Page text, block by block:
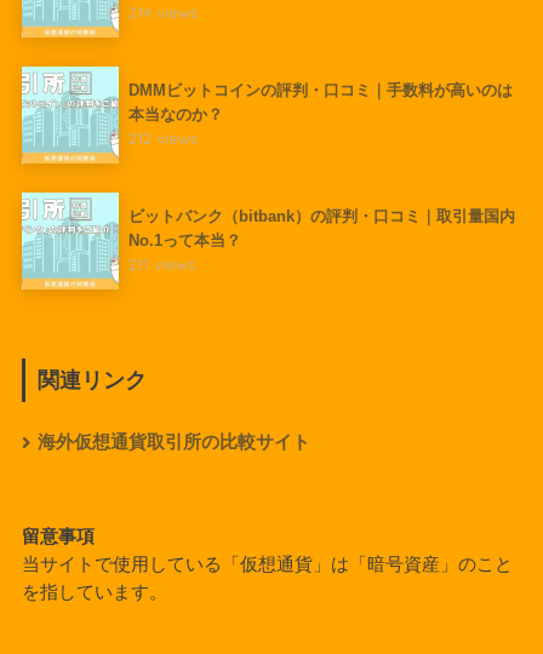
214 views
DMMビットコインの評判・口コミ｜手数料が高いのは
本当なのか？
212 views
ビットバンク（bitbank）の評判・口コミ｜取引量国内
No.1って本当？
211 views
関連リンク
海外仮想通貨取引所の比較サイト
留意事項
当サイトで使用している「仮想通貨」は「暗号資産」のこと
を指しています。